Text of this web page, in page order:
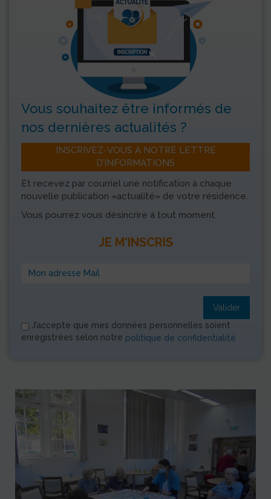
Vous souhaitez être informés de
nos dernières actualités ?
INSCRIVEZ-VOUS À NOTRE LETTRE
D’INFORMATIONS
Et recevez par courriel une notification à chaque
nouvelle publication «actualité» de votre résidence.
Vous pourrez vous désincrire à tout moment.
JE M'INSCRIS
Valider
J’accepte que mes données personnelles soient
enregistrées selon notre politique de confidentialité